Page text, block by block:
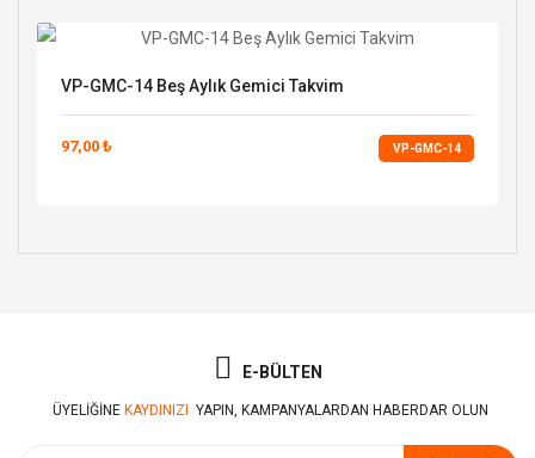
VP-GMC-14 Beş Aylık Gemici Takvim
97,00 ₺ VP-GMC-14
E-BÜLTEN
ÜYELIĞINE KAYDINIZI YAPIN, KAMPANYALARDAN HABERDAR OLUN